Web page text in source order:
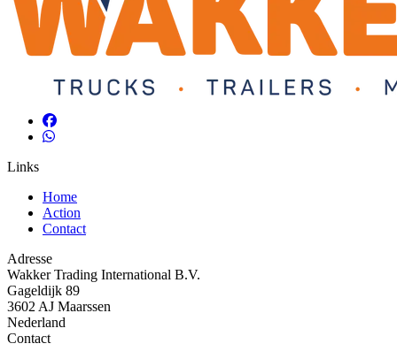
Links
Home
Action
Contact
Adresse
Wakker Trading International B.V.
Gageldijk 89
3602 AJ Maarssen
Nederland
Contact